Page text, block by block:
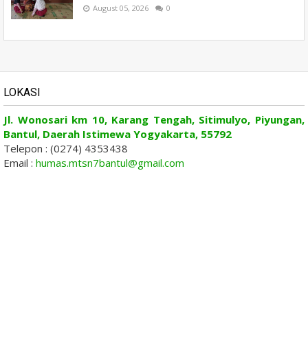
August 05, 2026 0
LOKASI
Jl. Wonosari km 10, Karang Tengah, Sitimulyo, Piyungan,
Bantul, Daerah Istimewa Yogyakarta, 55792
Telepon : (0274) 4353438
Email : humas.mtsn7bantul@gmail.com